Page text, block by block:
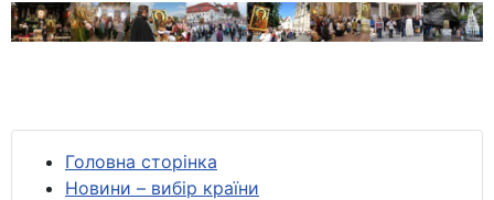
Головна сторінка
Новини – вибір країни